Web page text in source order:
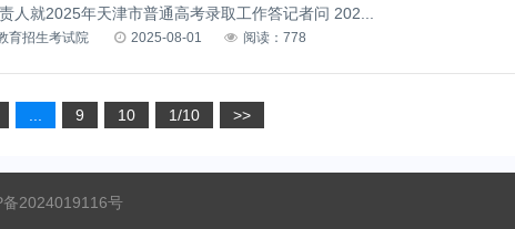
人就2025年天津市普通高考录取工作答记者问 202...
育招生考试院 2025-08-01 阅读：778
9 10 1/10 >>
备2024019116号